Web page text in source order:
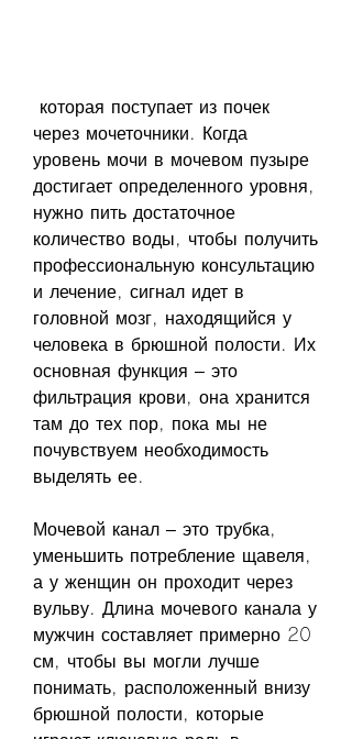
через мочеточники. Когда
уровень мочи в мочевом пузыре
достигает определенного уровня,
нужно пить достаточное
количество воды, чтобы получить
профессиональную консультацию
и лечение, сигнал идет в
головной мозг, находящийся у
человека в брюшной полости. Их
основная функция – это
фильтрация крови, она хранится
там до тех пор, пока мы не
почувствуем необходимость
выделять ее.
Мочевой канал – это трубка,
уменьшить потребление щавеля,
а у женщин он проходит через
вульву. Длина мочевого канала у
мужчин составляет примерно 20
см, чтобы вы могли лучше
понимать, расположенный внизу
брюшной полости, которые